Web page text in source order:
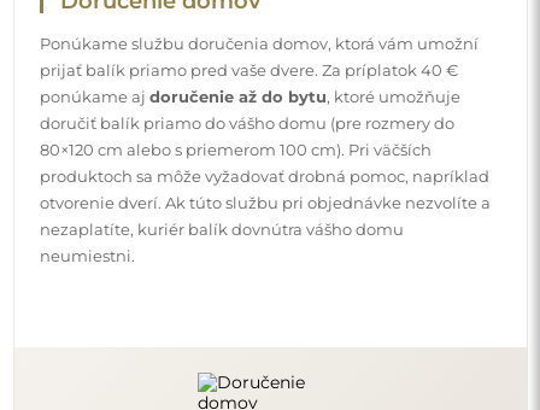
Návody
Aby bola montáž a používanie nášho zrkadla jednoduché
a bez starostí, pripravili sme pre vás podrobné návody.
Nájdete v nich všetky potrebné kroky pre správnu montáž
zrkadla, ako aj rady pre jeho údržbu, čistenie a
starostlivosť, aby ste sa mohli dlho tešiť z jeho dokonalého
vzhľadu.
Pozrite si návody na montáž a používanie.